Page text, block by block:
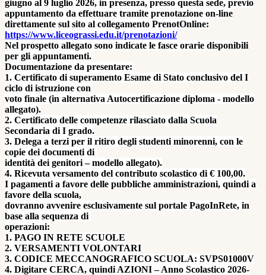
giugno al 9 luglio 2026, in presenza, presso questa sede, previo
appuntamento da effettuare tramite prenotazione on-line
direttamente sul sito al collegamento PrenotOnline:
https://www.liceograssi.edu.it/prenotazioni/
Nel prospetto allegato sono indicate le fasce orarie disponibili
per gli appuntamenti.
Documentazione da presentare:
1. Certificato di superamento Esame di Stato conclusivo del I
ciclo di istruzione con
voto finale (in alternativa Autocertificazione diploma - modello
allegato).
2. Certificato delle competenze rilasciato dalla Scuola
Secondaria di I grado.
3. Delega a terzi per il ritiro degli studenti minorenni, con le
copie dei documenti di
identità dei genitori – modello allegato).
4. Ricevuta versamento del contributo scolastico di € 100,00.
I pagamenti a favore delle pubbliche amministrazioni, quindi a
favore della scuola,
dovranno avvenire esclusivamente sul portale PagoInRete, in
base alla sequenza di
operazioni:
1. PAGO IN RETE SCUOLE
2. VERSAMENTI VOLONTARI
3. CODICE MECCANOGRAFICO SCUOLA: SVPS01000V
4. Digitare CERCA, quindi AZIONI – Anno Scolastico 2026-